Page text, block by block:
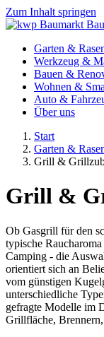
Zum Inhalt springen
Garten &
Werkzeug &
Bauen &
Wohnen &
Auto &
Über uns
Start
Garten &
Grill &
Grill &
Ob Gasgrill für den
typische
Camping - die
orientiert sich an
vom günstigen
unterschiedliche
gefragte Modelle im
Grillfläche,